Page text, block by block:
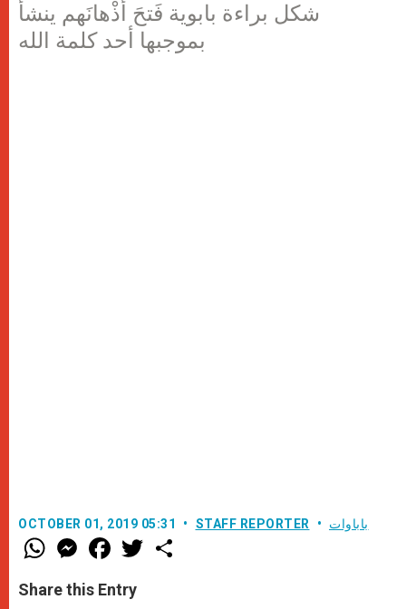
شكل براءة بابوية فَتحَ أَذْهانَهم ينشأ
بموجبها أحد كلمة الله
OCTOBER 01, 2019 05:31 STAFF REPORTER باباوات
W
h
t
s
M
e
s
e
F
a
e
b
w
Share this Entry